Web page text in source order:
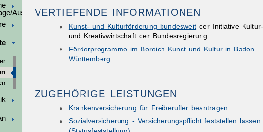
Ausschreibungen
VERTIEFENDE INFORMATIONEN
Kunst- und Kulturförderung bundesweit der Initiative Kultur-
und Kreativwirtschaft der Bundesregierung
Förderprogramme im Bereich Kunst und Kultur in Baden-
Württemberg
ZUGEHÖRIGE LEISTUNGEN
Krankenversicherung für Freiberufler beantragen
Sozialversicherung - Versicherungspflicht feststellen lassen